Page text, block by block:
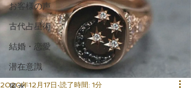
お客様の声
古代占星術
結婚・恋愛
潜在意識
2020年12月17日 読了時間: 1分